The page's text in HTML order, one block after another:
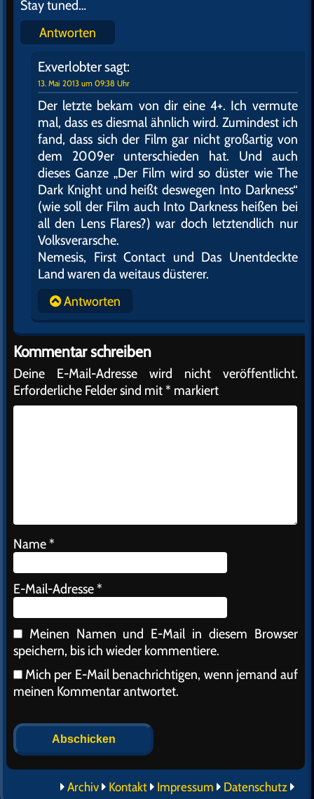
Stay tuned…
Antworten
Exverlobtersagt:
13. Mai 2013 um 09:38 Uhr
Der letzte bekam von dir eine 4+. Ich vermute
mal, dass es diesmal ähnlich wird. Zumindest ich
fand, dass sich der Film gar nicht großartig von
dem 2009er unterschieden hat. Und auch
dieses Ganze „Der Film wird so düster wie The
Dark Knight und heißt deswegen Into Darkness“
(wie soll der Film auch Into Darkness heißen bei
all den Lens Flares?) war doch letztendlich nur
Volksverarsche.
Nemesis, First Contact und Das Unentdeckte
Land waren da weitaus düsterer.
Antworten
Kommentar schreiben
Deine E-Mail-Adresse wird nicht veröffentlicht.
Erforderliche Felder sind mit* markiert
Name*
E-Mail-Adresse*
Meinen Namen und E-Mail in diesem Browser
speichern, bis ich wieder kommentiere.
Mich per E-Mail benachrichtigen, wenn jemand auf
meinen Kommentar antwortet.
Alternative:
Archiv Kontakt Impressum Datenschutz